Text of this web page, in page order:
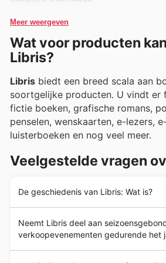
Meer weergeven
Wat voor producten
Libris?
Libris biedt een breed scala aan
soortgelijke producten. U vindt er
fictie boeken, grafische romans,
penselen, wenskaarten, e-lezers,
luisterboeken en nog veel meer.
Veelgestelde vragen
De geschiedenis van Libris: Wat is?
geleden toen het voor het eerst werd
samenwerking tussen ongeveer 100
boek en papierwinkels in de vaak
Neemt Libris deel aan
verkoopevenementen gedurende het